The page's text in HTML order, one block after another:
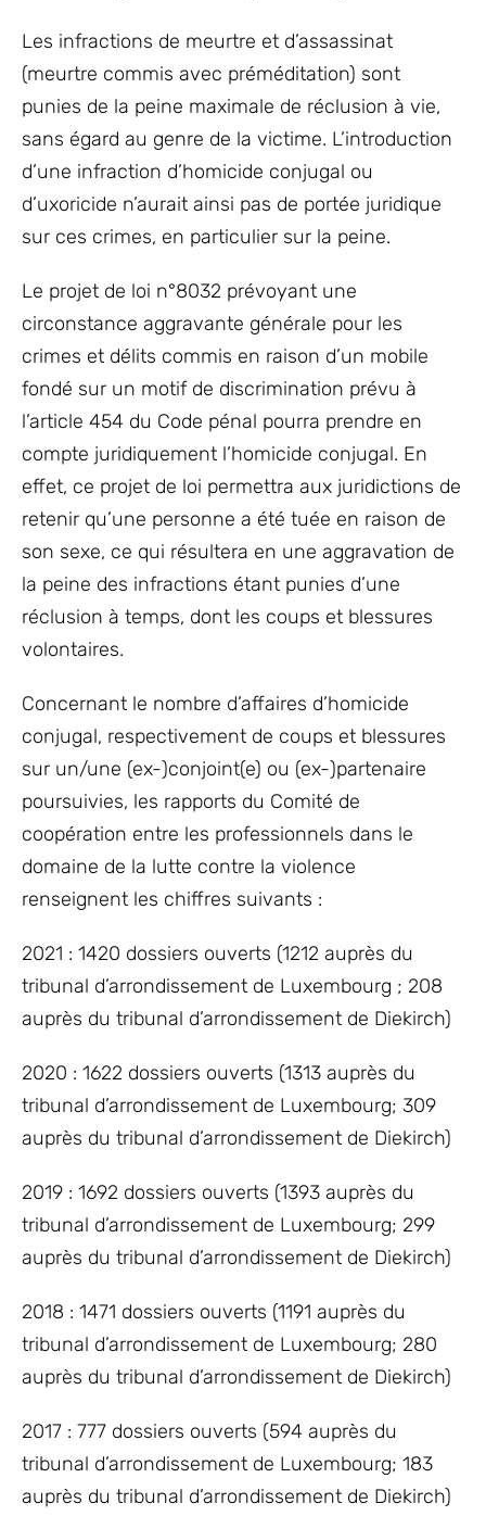
Les infractions de meurtre et d’assassinat
(meurtre commis avec préméditation) sont
punies de la peine maximale de réclusion à vie,
sans égard au genre de la victime. L’introduction
d’une infraction d’homicide conjugal ou
d’uxoricide n’aurait ainsi pas de portée juridique
sur ces crimes, en particulier sur la peine.
Le projet de loi n°8032 prévoyant une
circonstance aggravante générale pour les
crimes et délits commis en raison d’un mobile
fondé sur un motif de discrimination prévu à
l’article 454 du Code pénal pourra prendre en
compte juridiquement l’homicide conjugal. En
effet, ce projet de loi permettra aux juridictions de
retenir qu’une personne a été tuée en raison de
son sexe, ce qui résultera en une aggravation de
la peine des infractions étant punies d’une
réclusion à temps, dont les coups et blessures
volontaires.
Concernant le nombre d’affaires d’homicide
conjugal, respectivement de coups et blessures
sur un/une (ex-)conjoint(e) ou (ex-)partenaire
poursuivies, les rapports du Comité de
coopération entre les professionnels dans le
domaine de la lutte contre la violence
renseignent les chiffres suivants :
2021 : 1420 dossiers ouverts (1212 auprès du
tribunal d’arrondissement de Luxembourg ; 208
auprès du tribunal d’arrondissement de Diekirch)
2020 : 1622 dossiers ouverts (1313 auprès du
tribunal d’arrondissement de Luxembourg; 309
auprès du tribunal d’arrondissement de Diekirch)
2019 : 1692 dossiers ouverts (1393 auprès du
tribunal d’arrondissement de Luxembourg; 299
auprès du tribunal d’arrondissement de Diekirch)
2018 : 1471 dossiers ouverts (1191 auprès du
tribunal d’arrondissement de Luxembourg; 280
auprès du tribunal d’arrondissement de Diekirch)
2017 : 777 dossiers ouverts (594 auprès du
tribunal d’arrondissement de Luxembourg; 183
auprès du tribunal d’arrondissement de Diekirch)